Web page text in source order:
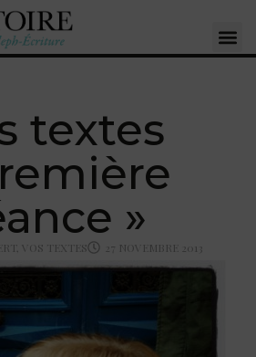
textes
»
VOS TEXTES 27 NOVEMBRE 2013